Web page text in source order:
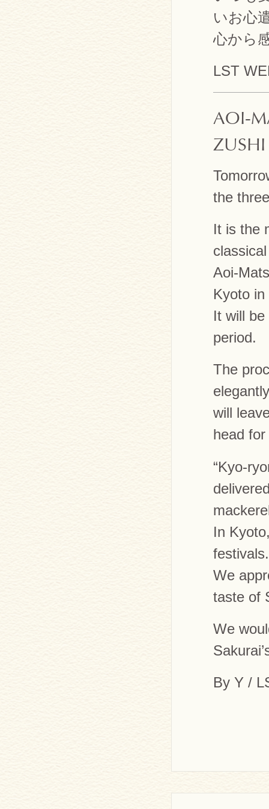
いお心
心から
LST
AOI-
ZUSHI
the
It is the
Aoi-
Kyoto
It will
period.
The
will
head
“Kyo-
In
festivals.
We
taste of
We
By Y /